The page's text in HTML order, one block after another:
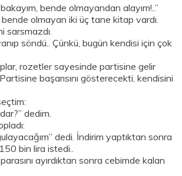
bende olmayandan alayım!..”
olmayan iki üç tane kitap vardı.
sarsmazdı.
söndü.. Çünkü, bugün kendisi için çok
rozetler sayesinde partisine gelir
başarısını gösterecekti, kendisini
dedim.
dedi. İndirim yaptıktan sonra
bin lira istedi..
ayırdıktan sonra cebimde kalan